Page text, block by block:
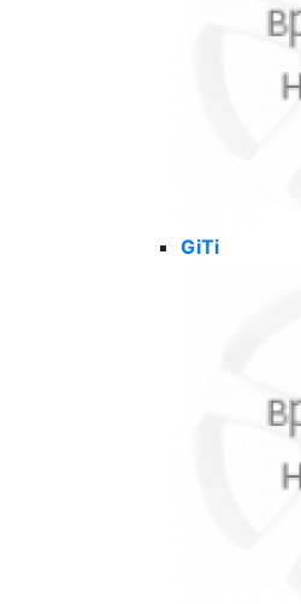
GiTi